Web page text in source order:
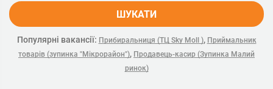
ШУКАТИ
Популярні вакансії: Прибиральниця (ТЦ Sky Moll ), Приймальник
товарів (зупинка "Мікрорайон"), Продавець-касир (Зупинка Малий
ринок)